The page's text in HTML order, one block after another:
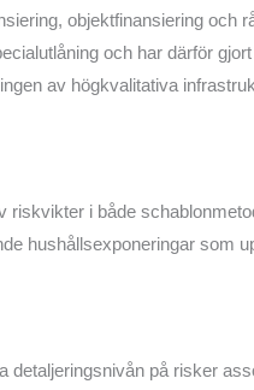
objektfinansiering och
och har därför
av högkvalitativa
riskvikter i både
hushållsexponeringar som
på risker